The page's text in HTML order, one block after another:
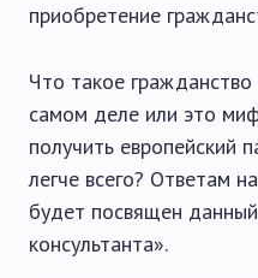
приобретение
Что такое
самом деле или это
получить европейский
легче всего? Ответам
будет посвящен
консультанта».